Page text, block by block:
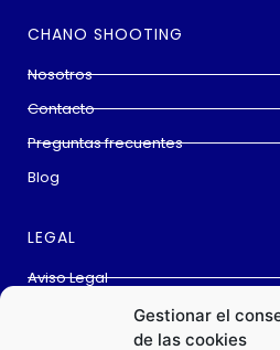
Gestionar el
de las cookies
CHANO SHOOTING
Nosotros
Contacto
Preguntas frecuentes
Blog
LEGAL
Aviso Legal